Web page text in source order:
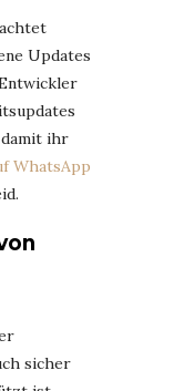
Updates
ihr
WhatsApp
sicher